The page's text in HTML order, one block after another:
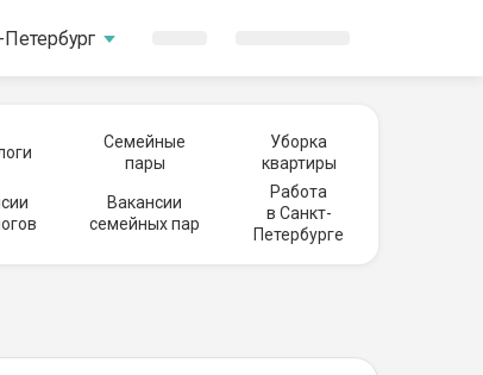
Семейные
пары
Уборка
квартиры
Вакансии
семейных пар
Работа
в Санкт-
Петербурге